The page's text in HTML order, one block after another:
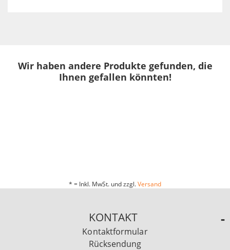
Wir haben andere Produkte gefunden, die
Ihnen gefallen könnten!
* = Inkl. MwSt. und zzgl.Versand
KONTAKT
Kontaktformular
Rücksendung